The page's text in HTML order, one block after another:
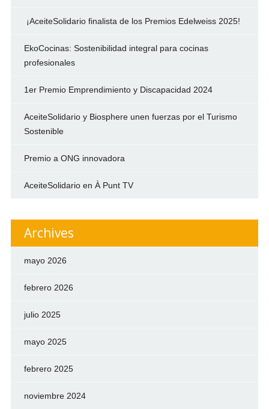
¡AceiteSolidario finalista de los Premios Edelweiss 2025!
EkoCocinas: Sostenibilidad integral para cocinas
profesionales
1er Premio Emprendimiento y Discapacidad 2024
AceiteSolidario y Biosphere unen fuerzas por el Turismo
Sostenible
Premio a ONG innovadora
AceiteSolidario en À Punt TV
Archives
mayo 2026
febrero 2026
julio 2025
mayo 2025
febrero 2025
noviembre 2024